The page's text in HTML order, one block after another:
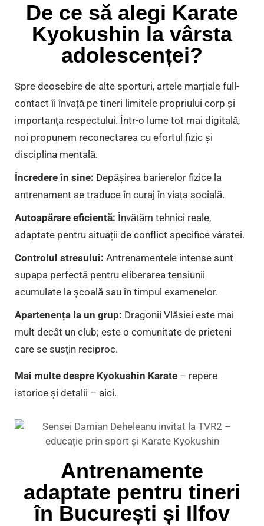
De ce să alegi Karate
Kyokushin la vârsta
adolescenței?
Spre deosebire de alte sporturi, artele marțiale full-
contact îi învață pe tineri limitele propriului corp și
importanța respectului. Într-o lume tot mai digitală,
noi propunem reconectarea cu efortul fizic și
disciplina mentală.
Încredere în sine: Depășirea barierelor fizice la
antrenament se traduce în curaj în viața socială.
Autoapărare eficientă: Învățăm tehnici reale,
adaptate pentru situații de conflict specifice vârstei.
Controlul stresului: Antrenamentele intense sunt
supapa perfectă pentru eliberarea tensiunii
acumulate la școală sau în timpul examenelor.
Apartenența la un grup: Dragonii Vlăsiei este mai
mult decât un club; este o comunitate de prieteni
care se susțin reciproc.
Mai multe despre Kyokushin Karate – repere
istorice și detalii – aici.
Antrenamente
adaptate pentru tineri
în București și Ilfov